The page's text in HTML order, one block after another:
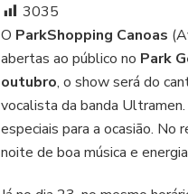
3035
O ParkShopping Canoas
abertas ao público no Park
outubro, o show será do
vocalista da banda
especiais para a ocasião. No
noite de boa música e